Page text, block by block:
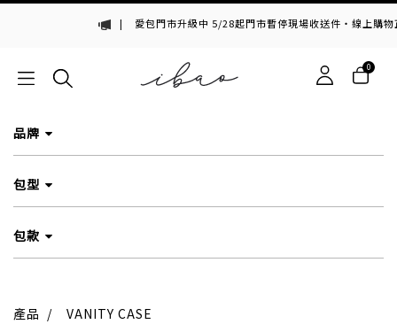
| 愛包門市升級中 5/28起門市暫停現場收送件・線上購物
0
品牌
包型
包款
產品 / VANITY CASE